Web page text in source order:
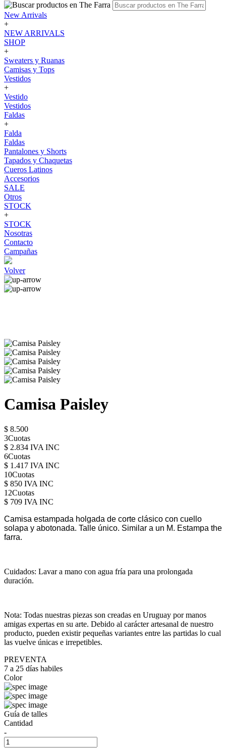
New Arrivals
+
NEW ARRIVALS
SHOP
+
Sweaters y Ruanas
Camisas y Tops
Vestidos
+
Vestido
Vestidos
Faldas
+
Falda
Faldas
Pantalones y Shorts
Tapados y Chaquetas
Cueros Latinos
Accesorios
SALE
Otros
STOCK
+
STOCK
Nosotras
Contacto
Campañas
Volver
Camisa Paisley
$ 8.500
3Cuotas
$ 2.834 IVA INC
6Cuotas
$ 1.417 IVA INC
10Cuotas
$ 850 IVA INC
12Cuotas
$ 709 IVA INC
Camisa estampada holgada de corte clásico con cuello
solapa y abotonada. Talle único. Similar a un M. Estampa the
farra.
Cuidados: Lavar a mano con agua fría para una prolongada
duración.
Nota: Todas nuestras piezas son creadas en Uruguay por manos
amigas expertas en su arte. Debido al carácter artesanal de nuestro
producto, pueden existir pequeñas variantes entre las partidas lo cual
las vuelve únicas e irrepetibles.
PREVENTA
7 a 25 días habiles
Color
Guía de talles
Cantidad
-